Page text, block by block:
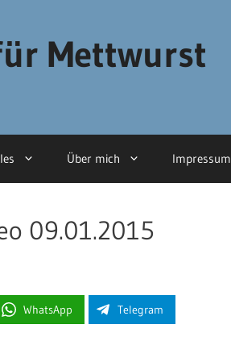
Mettwurst
Über mich Impressum
09.01.2015
WhatsApp Telegram